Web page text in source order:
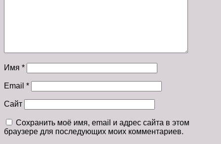
Имя *
Email *
Сайт
Сохранить моё имя, email и адрес сайта в этом
браузере для последующих моих комментариев.